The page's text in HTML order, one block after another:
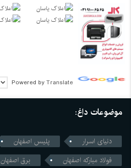
Powered by Translate
موضوعات داغ:
دنیای اسرار
پلیس اصفهان
فولاد مبارکه اصفهان
برق اصفهان